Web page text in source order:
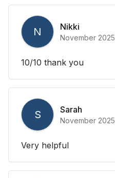
N Nikki
November 2025
10/10 thank you
S Sarah
November 2025
Very helpful